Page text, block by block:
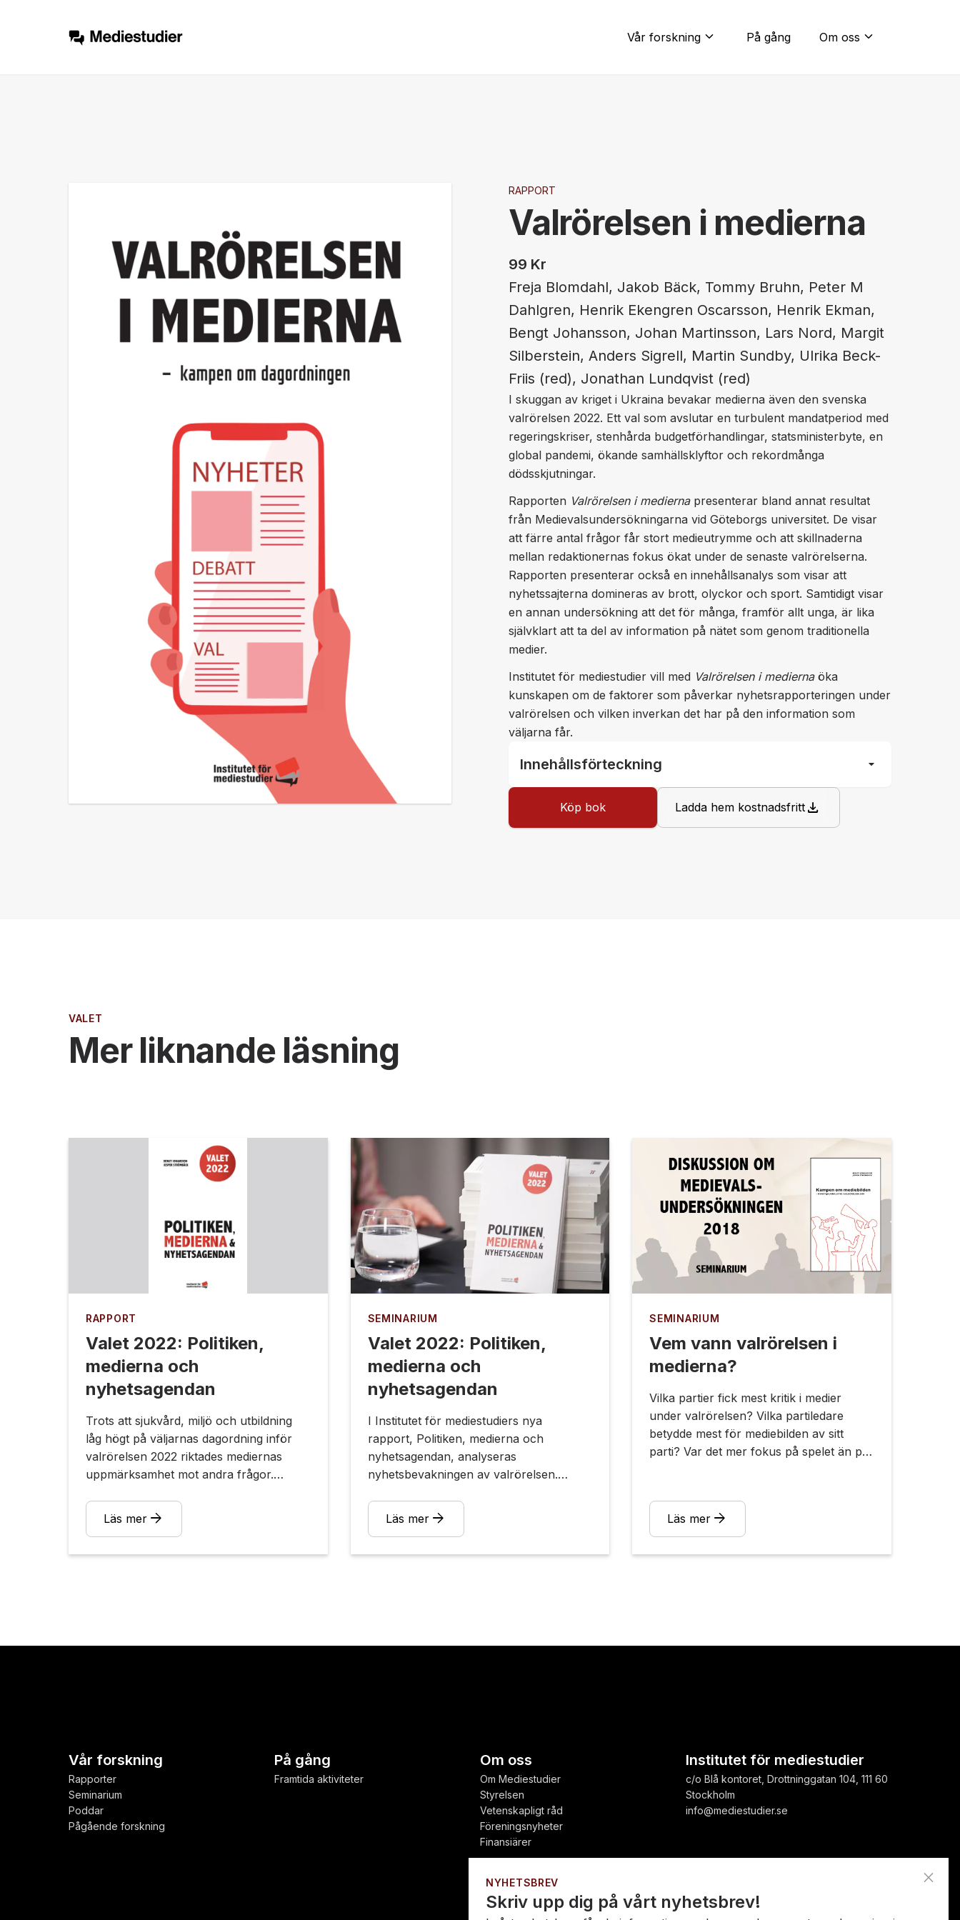
Vår forskning expand_more På gång Om oss expand_more
close
NYHETSBREV
Skriv upp dig på vårt nyhetsbrev!
RAPPORT
Valrörelsen i medierna
99 Kr
Freja Blomdahl, Jakob Bäck, Tommy Bruhn, Peter M
Dahlgren, Henrik Ekengren Oscarsson, Henrik Ekman,
Bengt Johansson, Johan Martinsson, Lars Nord, Margit
Silberstein, Anders Sigrell, Martin Sundby, Ulrika Beck-
Friis (red), Jonathan Lundqvist (red)
I skuggan av kriget i Ukraina bevakar medierna även den svenska
valrörelsen 2022. Ett val som avslutar en turbulent mandatperiod med
regeringskriser, stenhårda budgetförhandlingar, statsministerbyte, en
global pandemi, ökande samhällsklyftor och rekordmånga
dödsskjutningar.
Rapporten Valrörelsen i medierna presenterar bland annat resultat
från Medievalsundersökningarna vid Göteborgs universitet. De visar
att färre antal frågor får stort medieutrymme och att skillnaderna
mellan redaktionernas fokus ökat under de senaste valrörelserna.
Rapporten presenterar också en innehållsanalys som visar att
nyhetssajterna domineras av brott, olyckor och sport. Samtidigt visar
en annan undersökning att det för många, framför allt unga, är lika
självklart att ta del av information på nätet som genom traditionella
medier.
Institutet för mediestudier vill med Valrörelsen i medierna öka
kunskapen om de faktorer som påverkar nyhetsrapporteringen under
valrörelsen och vilken inverkan det har på den information som
väljarna får.
Innehållsförteckning arrow_drop_down
Köp bok Ladda hem kostnadsfritt download
VALET
Mer liknande läsning
RAPPORT
Valet 2022: Politiken,
medierna och
nyhetsagendan
Trots att sjukvård, miljö och utbildning
låg högt på väljarnas dagordning inför
valrörelsen 2022 riktades mediernas
uppmärksamhet mot andra frågor.
samt energifrågorna allra mest
uppmärksamhet och fick tillsammans
Läs mer arrow_forward
SEMINARIUM
Valet 2022: Politiken,
medierna och
nyhetsagendan
I Institutet för mediestudiers nya
rapport, Politiken, medierna och
nyhetsagendan, analyseras
nyhetsbevakningen av valrörelsen.
kvantitativ undersökning av journalistiken
under valrörelser och inleddes redan
Läs merarrow_forward
SEMINARIUM
Vem vann valrörelsen i
medierna?
Vilka partier fick mest kritik i medier
under valrörelsen? Vilka partiledare
betydde mest för mediebilden av sitt
parti? Var det mer fokus på spelet än på
Vilka partier missgynnades och gynnades
av medierna. Och: varför blev det så?
Läs mer arrow_forward
Vår forskning
Rapporter
Seminarium
Poddar
Pågående forskning
På gång
Framtida aktiviteter
Om oss
Om Mediestudier
Styrelsen
Vetenskapligt råd
Föreningsnyheter
Finansiärer
Institutet för mediestudier
c/o Blå kontoret, Drottninggatan 104, 111 60
Stockholm
info@mediestudier.se